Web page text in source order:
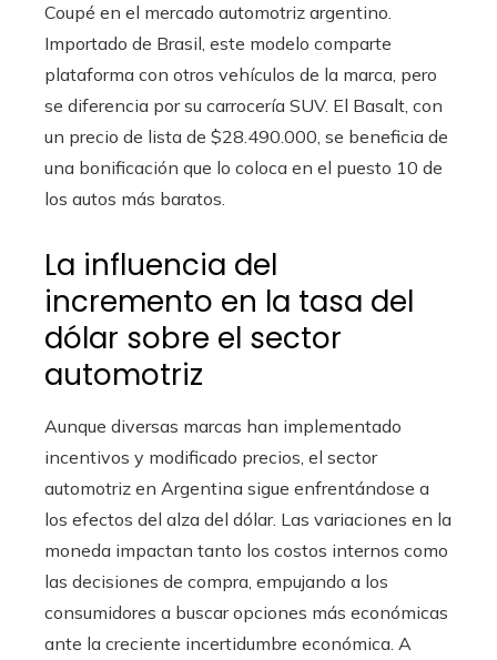
Coupé en el mercado automotriz argentino.
Importado de Brasil, este modelo comparte
plataforma con otros vehículos de la marca, pero
se diferencia por su carrocería SUV. El Basalt, con
un precio de lista de $28.490.000, se beneficia de
una bonificación que lo coloca en el puesto 10 de
los autos más baratos.
La influencia del
incremento en la tasa del
dólar sobre el sector
automotriz
Aunque diversas marcas han implementado
incentivos y modificado precios, el sector
automotriz en Argentina sigue enfrentándose a
los efectos del alza del dólar. Las variaciones en la
moneda impactan tanto los costos internos como
las decisiones de compra, empujando a los
consumidores a buscar opciones más económicas
ante la creciente incertidumbre económica. A